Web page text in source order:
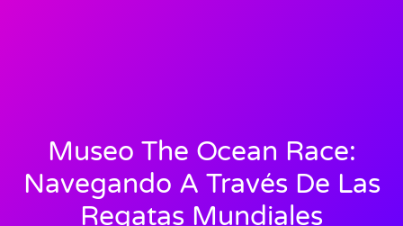
Museo The Ocean Race:
Navegando A Través De Las
Regatas Mundiales